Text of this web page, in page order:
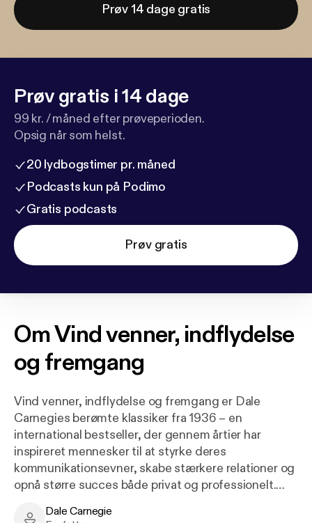
Prøv 14 dage gratis
Prøv gratis i 14 dage
99 kr. / måned efter prøveperioden.
Opsig når som helst.
20 lydbogstimer pr. måned
Podcasts kun på Podimo
Gratis podcasts
Prøv gratis
OmVind venner, indflydelse
og fremgang
Vind venner, indflydelse og fremgang er Dale
Carnegies berømte klassiker fra 1936 – en
international bestseller, der gennem årtier har
inspireret mennesker til at styrke deres
kommunikationsevner, skabe stærkere relationer og
opnå større succes både privat og professionelt.
Carnegie skriver med stor indlevelse om
Dale Carnegie